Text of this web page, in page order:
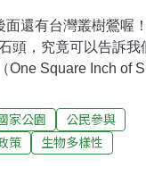
面還有台灣叢樹鶯喔
頭，究竟可以告訴我
One Square Inch of
去將近三十年來的
霍河雨林， 於是他
的聲音殿堂裡，作
信表達了對他所作所
家公園
公民參與
策
生物多樣性